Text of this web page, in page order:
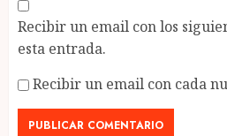
Recibir un email con los
esta entrada.
Recibir un email con cada